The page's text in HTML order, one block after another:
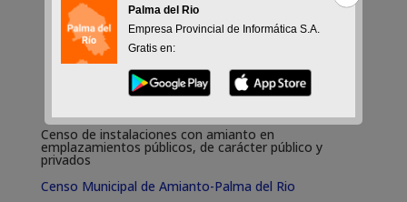
Censo de instalaciones con amianto en
emplazamientos públicos, de carácter público y
privados
Censo Municipal de Amianto-Palma del Rio
Palma del Rio
Empresa Provincial de Informática S.A.
Gratis en: